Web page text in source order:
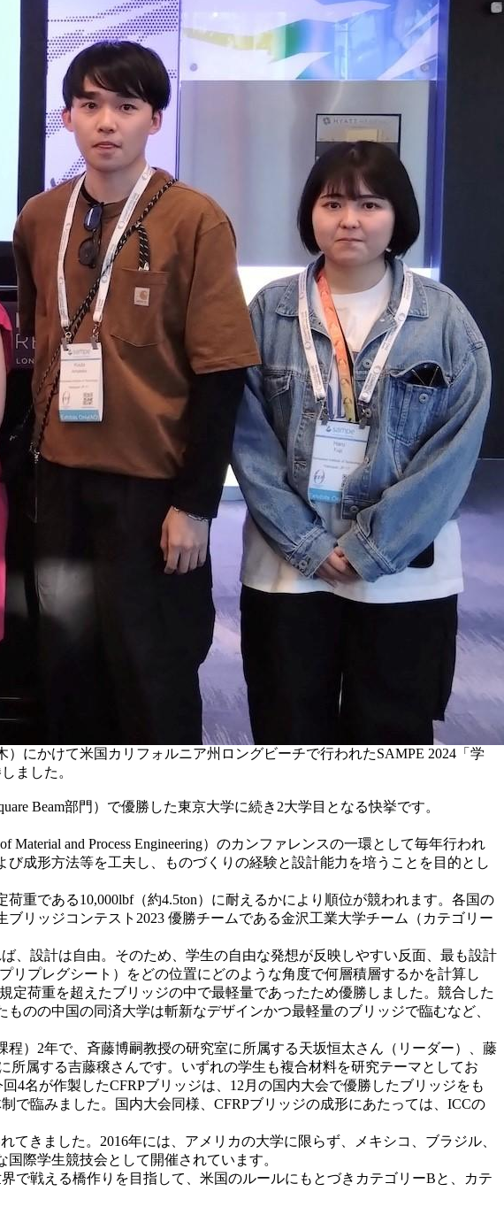
にかけて米国カリフォルニア州ロングビーチで行われたSAMPE 2024「学
ました。
Beam部門）で優勝した東京大学に続き2大学目となる快挙です。
and Process Engineering）のカンファレンスの一環として毎年行われ
成形方法等を工夫し、ものづくりの経験と設計能力を培うことを目的とし
重である10,000lbf（約4.5ton）に耐えるかにより順位が競われます。各国の
リッジコンテスト2023 優勝チームである金沢工業大学チーム（カテゴリー
、設計は自由。そのため、学生の自由な発想が反映しやすい反面、最も設計
プレグシート）をどの位置にどのような角度で何層積層するかを計算し
定荷重を超えたブリッジの中で最軽量であったため優勝しました。競合した
のの中国の同済大学は斬新なデザインかつ最軽量のブリッジで臨むなど、
）2年で、斉藤博嗣教授の研究室に所属する天坂恒太さん（リーダー）、藤
属する吉藤穣さんです。いずれの学生も複合材料を研究テーマとしてお
4名が作製したCFRPブリッジは、12月の国内大会で優勝したブリッジをも
で臨みました。国内大会同様、CFRPブリッジの成形にあたっては、ICCの
きました。2016年には、アメリカの大学に限らず、メキシコ、ブラジル、
際学生競技会として開催されています。
で戦える橋作りを目指して、米国のルールにもとづきカテゴリーBと、カテ